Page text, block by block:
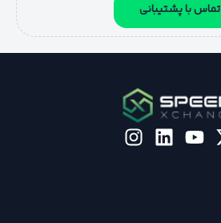
تماس با پشتیبانی